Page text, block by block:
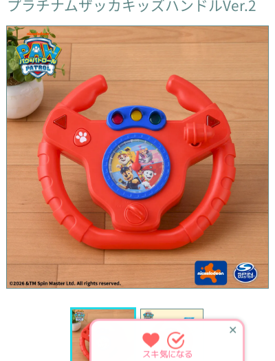
プラチナムザッカキッズハンドルVer.2
✕
スキ気になる